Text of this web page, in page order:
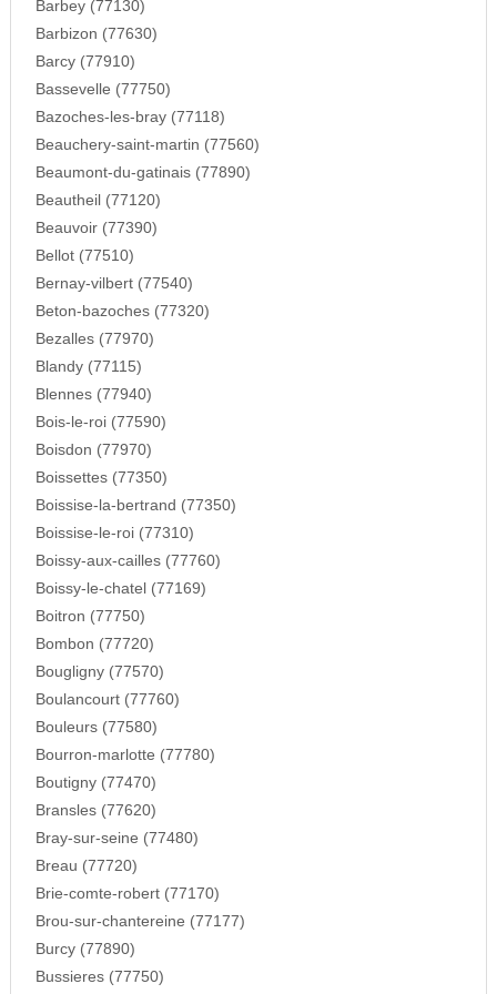
Barbey (77130)
Barbizon (77630)
Barcy (77910)
Bassevelle (77750)
Bazoches-les-bray (77118)
Beauchery-saint-martin (77560)
Beaumont-du-gatinais (77890)
Beautheil (77120)
Beauvoir (77390)
Bellot (77510)
Bernay-vilbert (77540)
Beton-bazoches (77320)
Bezalles (77970)
Blandy (77115)
Blennes (77940)
Bois-le-roi (77590)
Boisdon (77970)
Boissettes (77350)
Boissise-la-bertrand (77350)
Boissise-le-roi (77310)
Boissy-aux-cailles (77760)
Boissy-le-chatel (77169)
Boitron (77750)
Bombon (77720)
Bougligny (77570)
Boulancourt (77760)
Bouleurs (77580)
Bourron-marlotte (77780)
Boutigny (77470)
Bransles (77620)
Bray-sur-seine (77480)
Breau (77720)
Brie-comte-robert (77170)
Brou-sur-chantereine (77177)
Burcy (77890)
Bussieres (77750)